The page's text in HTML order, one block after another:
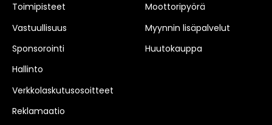
Toimipisteet
Vastuullisuus
Sponsorointi
Hallinto
Verkkolaskutusosoitteet
Reklamaatio
Moottoripyörä
Myynnin lisäpalvelut
Huutokauppa